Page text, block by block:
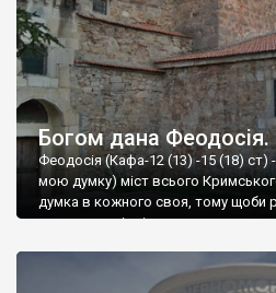
Богом дана Феодосія.
Феодосія (Кафа-12 (13) -15 (18) ст)
мою думку) міст всього
думка в кожного своя, тому щоби
запрошую відвідати це